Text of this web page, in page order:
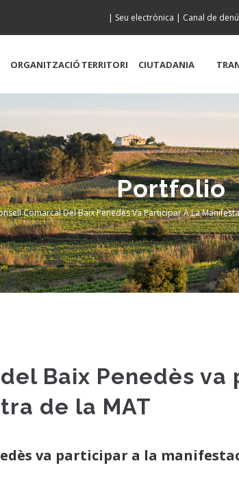
| Seu electrònica | Canal de
ORGANITZACIÓ TERRITORI CIUTADANIA
Portfolio
Comarcal Del Baix Penedès Va Participar A La
Baix Penedès
de la MAT
va participar a la